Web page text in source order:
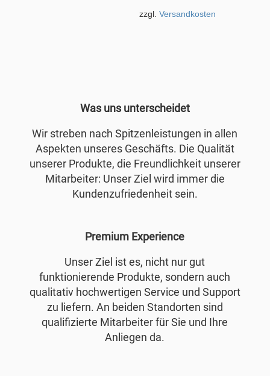
zzgl.Versandkosten
Was uns unterscheidet
Wir streben nach Spitzenleistungen in allen
Aspekten unseres Geschäfts. Die Qualität
unserer Produkte, die Freundlichkeit unserer
Mitarbeiter: Unser Ziel wird immer die
Kundenzufriedenheit sein.
Premium Experience
Unser Ziel ist es, nicht nur gut
funktionierende Produkte, sondern auch
qualitativ hochwertigen Service und Support
zu liefern. An beiden Standorten sind
qualifizierte Mitarbeiter für Sie und Ihre
Anliegen da.